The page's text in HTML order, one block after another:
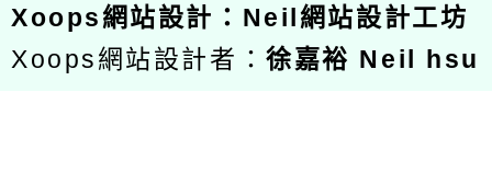
Xoops網站設計 ： Neil網站設計工坊
Xoops網站設計者：徐嘉裕 Neil hsu